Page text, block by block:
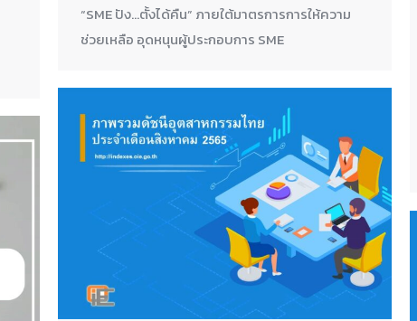
“SME ปัง…ตั้งได้คืน” ภายใต้มาตรการการให้ความ
ช่วยเหลือ อุดหนุนผู้ประกอบการ SME